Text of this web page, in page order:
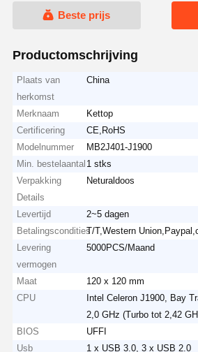
Beste prijs
Productomschrijving
Plaats van
herkomst
China
Merknaam
Kettop
Certificering
CE,RoHS
Modelnummer
MB2J401-J1900
Min. bestelaantal 1 stks
Verpakking
Details
Neturaldoos
Levertijd
2~5 dagen
BetalingsconditiesT/T,Western
Levering
vermogen
5000PCS/Maand
Maat
120 x 120 mm
CPU
Intel Celeron J1900, Bay
2,0 GHz (Turbo tot 2,42
BIOS
UFFI
Usb
1 x USB 3.0, 3 x USB 2.0